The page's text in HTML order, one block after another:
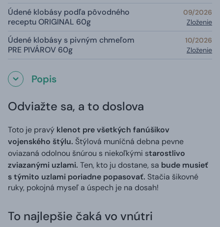
Údené klobásy podľa pôvodného
receptu ORIGINAL 60g
09/2026
Zloženie
Údené klobásy s pivným chmeľom
PRE PIVÁROV 60g
10/2026
Zloženie
Popis
Odviažte sa, a to doslova
Toto je pravý klenot pre všetkých fanúšikov
vojenského štýlu. Štýlová muníčná debna pevne
oviazaná odolnou šnúrou s niekoľkými starostlivo
zviazanými uzlami. Ten, kto ju dostane, sa bude musieť
s týmito uzlami poriadne popasovať. Stačia šikovné
ruky, pokojná myseľ a úspech je na dosah!
To najlepšie čaká vo vnútri